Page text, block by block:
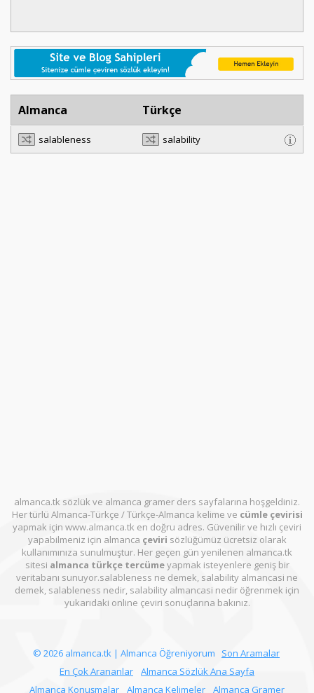
Almanca Türkçe
salableness salability
almanca.tk sözlük ve almanca gramer ders sayfalarına hoşgeldiniz.
Her türlü Almanca-Türkçe / Türkçe-Almanca kelime ve cümle çevirisi
yapmak için www.almanca.tk en doğru adres. Güvenilir ve hızlı çeviri
yapabilmeniz için almanca çeviri sözlüğümüz ücretsiz olarak
kullanımınıza sunulmuştur. Her geçen gün yenilenen almanca.tk
sitesi almanca türkçe tercümeyapmak isteyenlere geniş bir
veritabanı sunuyor.salableness ne demek, salability almancasi ne
demek, salableness nedir, salability almancasi nedir öğrenmek için
yukarıdaki online çeviri sonuçlarına bakınız.
© 2026 almanca.tk | Almanca Öğreniyorum
Son Aramalar
En Çok Arananlar
Almanca Sözlük Ana Sayfa
Almanca Konuşmalar
Almanca Kelimeler Almanca Gramer